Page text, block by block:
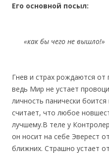
Его основной посыл:
«как бы чего не вышло!»
Гнев и страх рождаются от
ведь Мир не устает
личность панически
считает, что любое
лучшему.В теле у
он носит на себе Эверест
ближних. Страшно устает